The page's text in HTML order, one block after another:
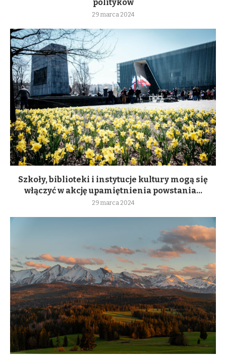
polityków
29 marca 2024
Szkoły, biblioteki i instytucje kultury mogą się
włączyć w akcję upamiętnienia powstania...
29 marca 2024